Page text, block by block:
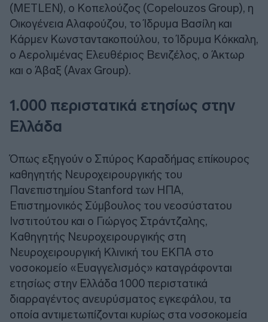
(METLEN), ο Κοπελούζος (Copelouzos Group), η
Οικογένεια Αλαφούζου, το Ίδρυμα Βασίλη και
Κάρμεν Κωνσταντακοπούλου, το Ίδρυμα Κόκκαλη,
ο Αερολιμένας Ελευθέριος Βενιζέλος, ο Άκτωρ
και ο Άβαξ (Avax Group).
1.000 περιστατικά ετησίως στην
Ελλάδα
Όπως εξηγούν ο Σπύρος Καραδήμας επίκουρος
καθηγητής Νευροχειρουργικής του
Πανεπιστημίου Stanford των ΗΠΑ,
Επιστημονικός Σύμβουλος του νεοσύστατου
Ινστιτούτου και ο Γιώργος Στράντζαλης,
Καθηγητής Νευροχειρουργικής στη
Νευροχειρουργική Κλινική του ΕΚΠΑ στο
νοσοκομείο «Ευαγγελισμός» καταγράφονται
ετησίως στην Ελλάδα 1000 περιστατικά
διαρραγέντος ανευρύσματος εγκεφάλου, τα
οποία αντιμετωπίζονται κυρίως στα νοσοκομεία